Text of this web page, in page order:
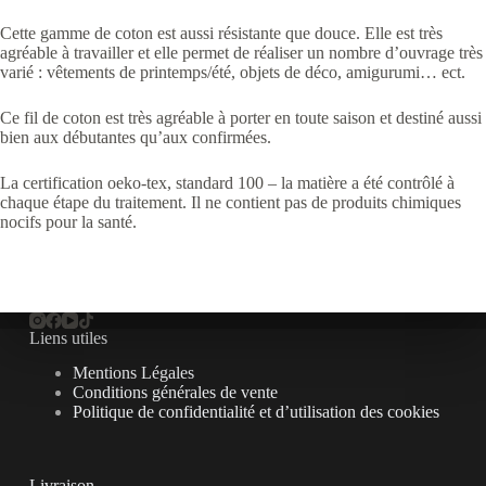
Cette gamme de coton est aussi résistante que douce. Elle est très
agréable à travailler et elle permet de réaliser un nombre d’ouvrage très
varié : vêtements de printemps/été, objets de déco, amigurumi… ect.
Ce fil de coton est très agréable à porter en toute saison et destiné aussi
bien aux débutantes qu’aux confirmées.
La certification oeko-tex, standard 100 – la matière a été contrôlé à
chaque étape du traitement. Il ne contient pas de produits chimiques
nocifs pour la santé.
Liens utiles
Mentions Légales
Conditions générales de vente
Politique de confidentialité et d’utilisation des cookies